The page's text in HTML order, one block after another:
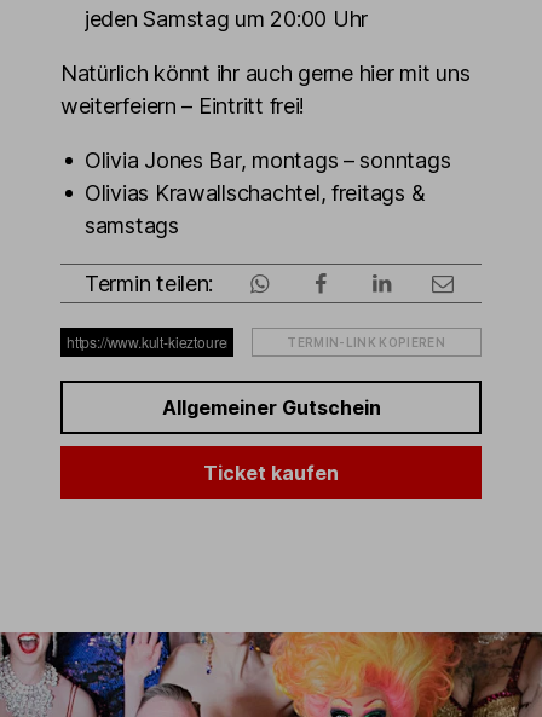
jeden Samstag um 20:00 Uhr
Natürlich könnt ihr auch gerne hier mit uns
weiterfeiern – Eintritt frei!
Olivia Jones Bar, montags – sonntags
Olivias Krawallschachtel, freitags &
samstags
Termin teilen:
TERMIN-LINK KOPIEREN
Allgemeiner Gutschein
Ticket kaufen